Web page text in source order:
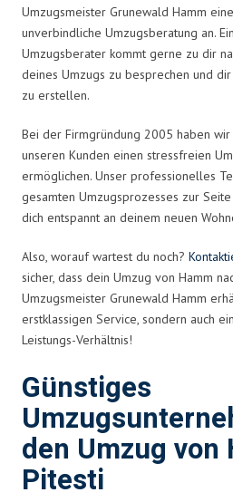
Umzugsmeister Grunewald Hamm
unverbindliche Umzugsberatung an.
Umzugsberater kommt gerne zu dir
deines Umzugs zu besprechen und
zu erstellen.
Bei der Firmgründung 2005 haben
unseren Kunden einen stressfreien
ermöglichen. Unser professionelles
gesamten Umzugsprozesses zur
dich entspannt an deinem neuen
Also, worauf wartest du noch?
sicher, dass dein Umzug von Hamm
Umzugsmeister Grunewald Hamm
erstklassigen Service, sondern auch
Leistungs-Verhältnis!
Günstiges
den Umzug von
Pitesti